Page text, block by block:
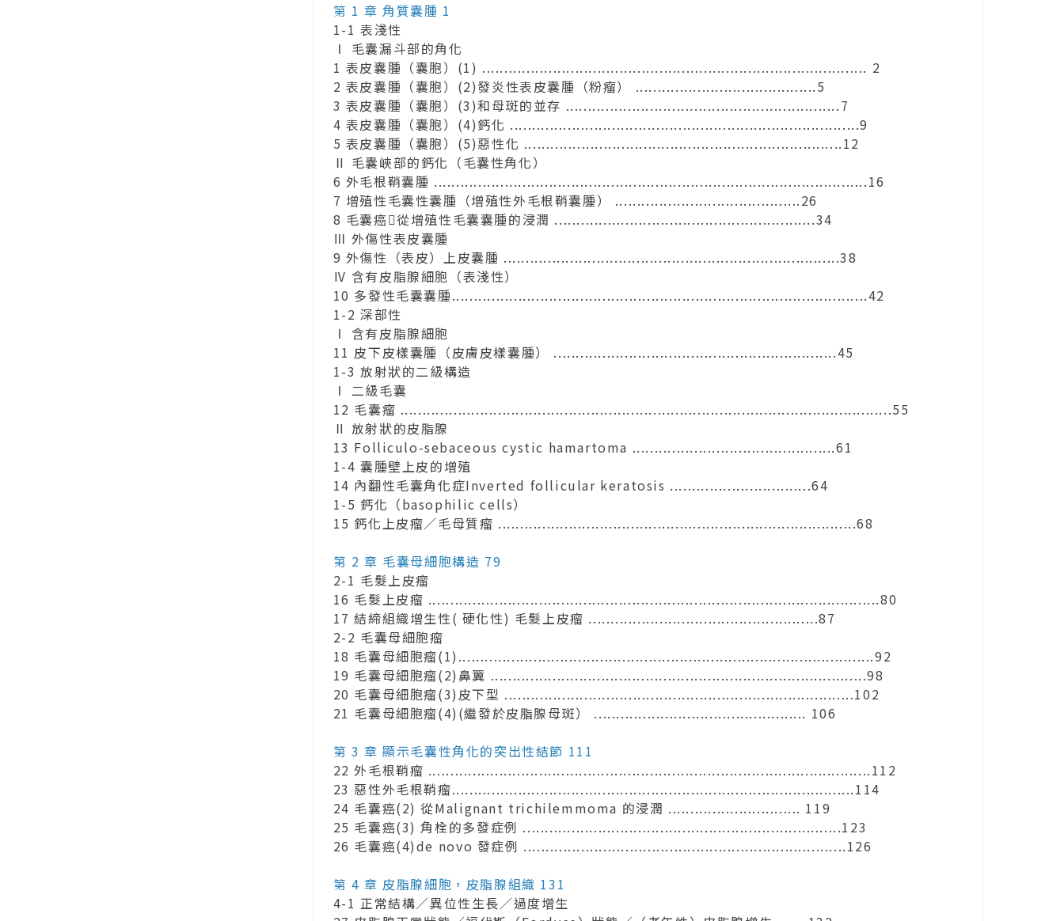
第 1 章 角質囊腫 1
1-1 表淺性
Ⅰ 毛囊漏斗部的角化
1 表皮囊腫（囊胞）(1) ....................................................................................... 2
2 表皮囊腫（囊胞）(2)發炎性表皮囊腫（粉瘤） .........................................5
3 表皮囊腫（囊胞）(3)和母斑的並存 ..............................................................7
4 表皮囊腫（囊胞）(4)鈣化 ...............................................................................9
5 表皮囊腫（囊胞）(5)惡性化 ........................................................................12
Ⅱ 毛囊峽部的鈣化（毛囊性角化）
6 外毛根鞘囊腫 ..................................................................................................16
7 增殖性毛囊性囊腫（增殖性外毛根鞘囊腫） ..........................................26
8 毛囊癌從增殖性毛囊囊腫的浸潤 ...........................................................34
Ⅲ 外傷性表皮囊腫
9 外傷性（表皮）上皮囊腫 ............................................................................38
Ⅳ 含有皮脂腺細胞（表淺性）
10 多發性毛囊囊腫..............................................................................................42
1-2 深部性
Ⅰ 含有皮脂腺細胞
11 皮下皮樣囊腫（皮膚皮樣囊腫） ................................................................45
1-3 放射狀的二級構造
Ⅰ 二級毛囊
12 毛囊瘤 ...............................................................................................................55
Ⅱ 放射狀的皮脂腺
13 Folliculo-sebaceous cystic hamartoma ..............................................61
1-4 囊腫壁上皮的增殖
14 內翻性毛囊角化症Inverted follicular keratosis ................................64
1-5 鈣化（basophilic cells）
15 鈣化上皮瘤／毛母質瘤 .................................................................................68
第 2 章 毛囊母細胞構造 79
2-1 毛髮上皮瘤
16 毛髮上皮瘤 ......................................................................................................80
17 結締組織增生性( 硬化性) 毛髮上皮瘤 ....................................................87
2-2 毛囊母細胞瘤
18 毛囊母細胞瘤(1)..............................................................................................92
19 毛囊母細胞瘤(2)鼻翼 .....................................................................................98
20 毛囊母細胞瘤(3)皮下型 ...............................................................................102
21 毛囊母細胞瘤(4)(繼發於皮脂腺母斑） ................................................ 106
第 3 章 顯示毛囊性角化的突出性結節 111
22 外毛根鞘瘤 ....................................................................................................112
23 惡性外毛根鞘瘤...........................................................................................114
24 毛囊癌(2) 從Malignant trichilemmoma 的浸潤 .............................. 119
25 毛囊癌(3) 角栓的多發症例 ........................................................................123
26 毛囊癌(4)de novo 發症例 .........................................................................126
第 4 章 皮脂腺細胞，皮脂腺組織 131
4-1 正常結構／異位性生長／過度增生